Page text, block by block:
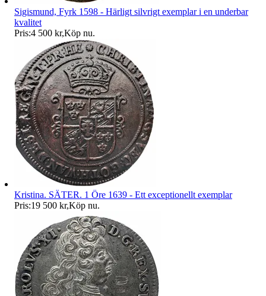
Sigismund, Fyrk 1598 - Härligt silvrigt exemplar i en underbar
kvalitet
Pris:4 500 kr,Köp nu.
Kristina. SÄTER. 1 Öre 1639 - Ett exceptionellt exemplar
Pris:19 500 kr,Köp nu.